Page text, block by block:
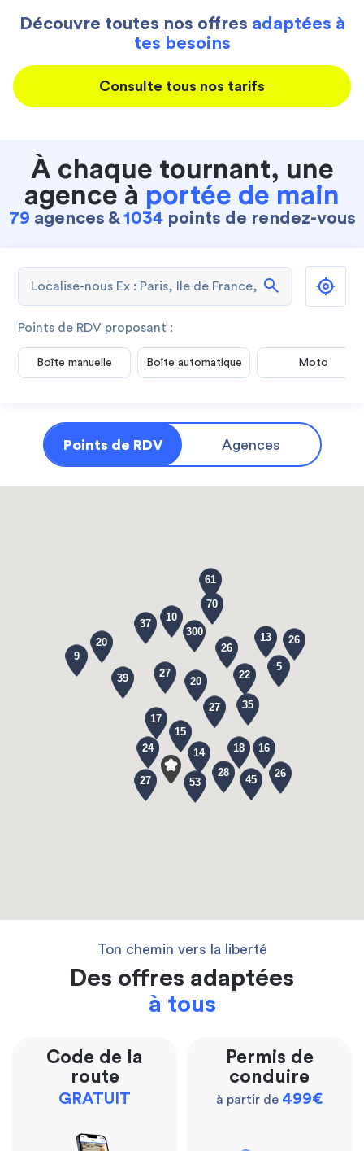
Découvre toutes nos offres adaptées à
tes besoins
Consulte tous nos tarifs
À chaque tournant, une
agence à portée de main
79 agences &1034points de rendez-vous
search
Points de RDV proposant :
Boîte manuelle Boîte automatique Moto
Points de RDV Agences
35
70
27
16
26
26
53
14
45
37
17
20
15
22
300
20
18
9
24
28
27
39
13
61
27
26
10
5
Ton chemin vers la liberté
Des offres adaptées
à tous
Code de la
route
GRATUIT
Permis de
conduire
à partir de 499€